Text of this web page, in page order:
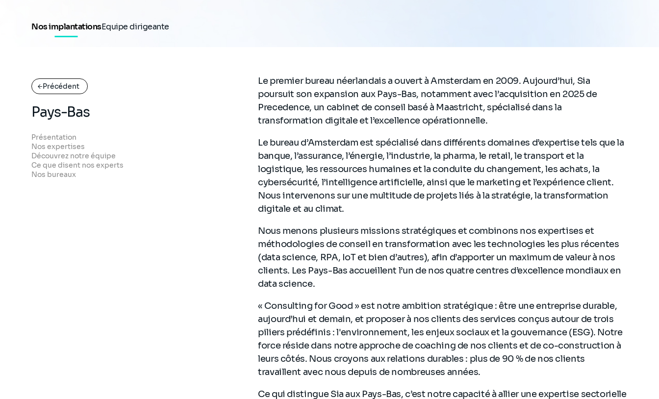
Nos implantationsEquipe dirigeante
Précédent
Pays-Bas
Présentation
Nos expertises
Découvrez notre équipe
Ce que disent nos experts
Nos bureaux
Le premier bureau néerlandais a ouvert à Amsterdam en 2009. Aujourd’hui, Sia
poursuit son expansion aux Pays-Bas, notamment avec l’acquisition en 2025 de
Precedence, un cabinet de conseil basé à Maastricht, spécialisé dans la
transformation digitale et l’excellence opérationnelle.
Le bureau d’Amsterdam est spécialisé dans différents domaines d’expertise tels que la
banque, l’assurance, l’énergie, l’industrie, la pharma, le retail, le transport et la
logistique, les ressources humaines et la conduite du changement, les achats, la
cybersécurité, l’intelligence artificielle, ainsi que le marketing et l’expérience client.
Nous intervenons sur une multitude de projets liés à la stratégie, la transformation
digitale et au climat.
Nous menons plusieurs missions stratégiques et combinons nos expertises et
méthodologies de conseil en transformation avec les technologies les plus récentes
(data science, RPA, IoT et bien d’autres), afin d’apporter un maximum de valeur à nos
clients. Les Pays-Bas accueillent l’un de nos quatre centres d’excellence mondiaux en
data science.
« Consulting for Good » est notre ambition stratégique : être une entreprise durable,
aujourd’hui et demain, et proposer à nos clients des services conçus autour de trois
piliers prédéfinis : l'environnement, les enjeux sociaux et la gouvernance (ESG). Notre
force réside dans notre approche de coaching de nos clients et de co-construction à
leurs côtés. Nous croyons aux relations durables : plus de 90 % de nos clients
travaillent avec nous depuis de nombreuses années.
Ce qui distingue Sia aux Pays-Bas, c’est notre capacité à allier une expertise sectorielle